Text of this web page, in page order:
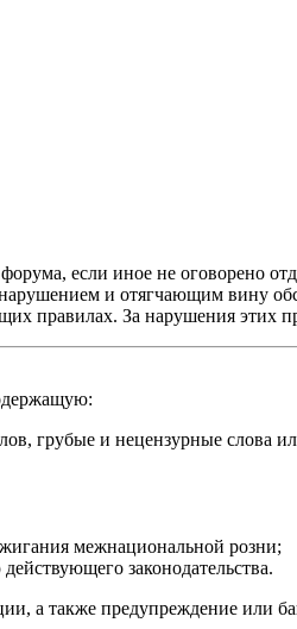
если иное не оговорено
и отягчающим вину
правилах. За нарушения
грубые и нецензурные слова
межнациональной розни;
законодательства.
а также предупреждение или